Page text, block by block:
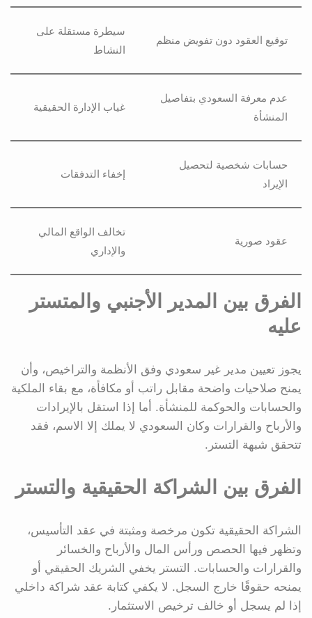
توقيع العقود دون تفويض منظم
سيطرة مستقلة على
النشاط
عدم معرفة السعودي بتفاصيل
المنشأة
غياب الإدارة الحقيقية
حسابات شخصية لتحصيل
الإيراد
إخفاء التدفقات
عقود صورية
تخالف الواقع المالي
والإداري
الفرق بين المدير الأجنبي والمتستر
عليه
يجوز تعيين مدير غير سعودي وفق الأنظمة والتراخيص، وأن
يمنح صلاحيات واضحة مقابل راتب أو مكافأة، مع بقاء الملكية
والحسابات والحوكمة للمنشأة. أما إذا استقل بالإيرادات
والأرباح والقرارات وكان السعودي لا يملك إلا الاسم، فقد
تتحقق شبهة التستر.
الفرق بين الشراكة الحقيقية والتستر
الشراكة الحقيقية تكون مرخصة ومثبتة في عقد التأسيس،
وتظهر فيها الحصص ورأس المال والأرباح والخسائر
والقرارات والحسابات. التستر يخفي الشريك الحقيقي أو
يمنحه حقوقًا خارج السجل. لا يكفي كتابة عقد شراكة داخلي
إذا لم يسجل أو خالف ترخيص الاستثمار.